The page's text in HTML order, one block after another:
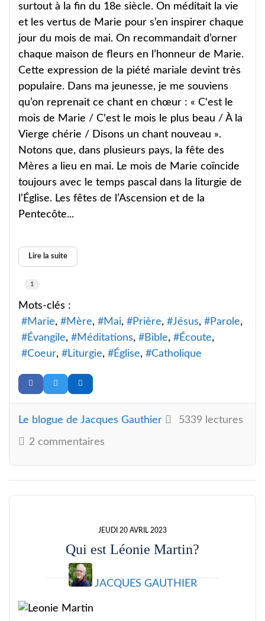
surtout à la fin du 18e siècle. On méditait la vie
et les vertus de Marie pour s’en inspirer chaque
jour du mois de mai. On recommandait d’orner
chaque maison de fleurs en l’honneur de Marie.
Cette expression de la piété mariale devint très
populaire. Dans ma jeunesse, je me souviens
qu’on reprenait ce chant en chœur : « C'est le
mois de Marie / C'est le mois le plus beau / À la
Vierge chérie / Disons un chant nouveau ».
Notons que, dans plusieurs pays, la fête des
Mères a lieu en mai. Le mois de Marie coïncide
toujours avec le temps pascal dans la liturgie de
l’Église. Les fêtes de l’Ascension et de la
Pentecôte...
Lire la suite
1
Mots-clés :
Marie
Mère Mai Prière Jésus
Parole
Évangile
Méditations Bible
Écoute
Coeur
Liturgie Église Catholique
Le blogue de Jacques Gauthier 5339 lectures
2 commentaires
JEUDI 20 AVRIL 2023
Qui est Léonie Martin?
JACQUES GAUTHIER